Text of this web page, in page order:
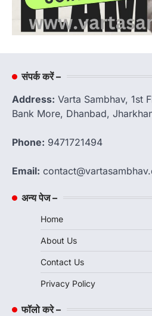
संपर्क करें –
Address: Varta Sambhav, 1st
Bank More, Dhanbad,
Phone: 9471721494
Email:
अन्य पेज –
Home
About Us
Contact Us
Privacy Policy
फॉलो करे –